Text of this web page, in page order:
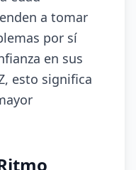
a tomar
por sí
en sus
esto significa